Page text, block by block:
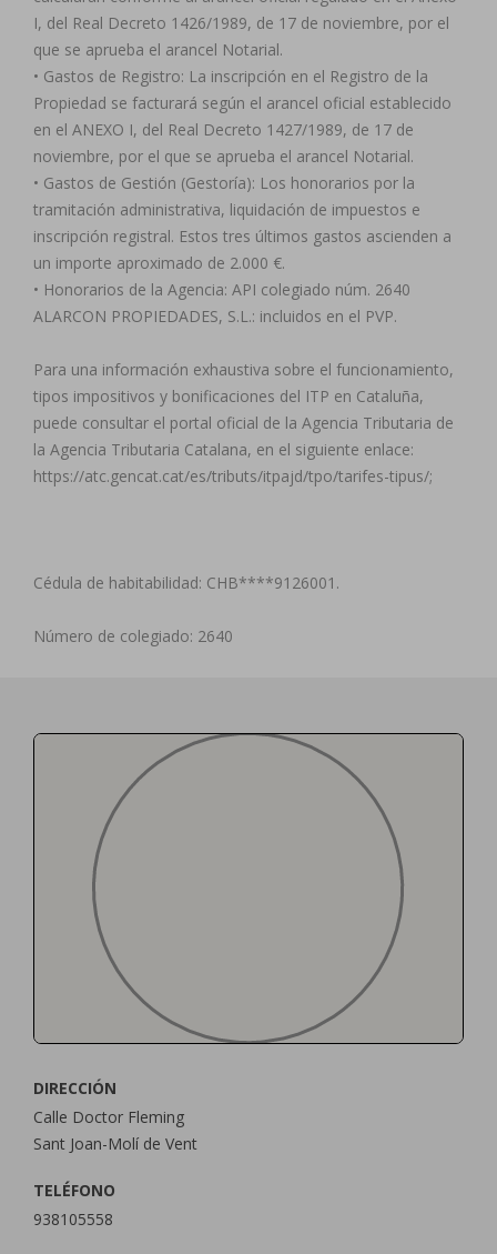
I, del Real Decreto 1426/1989, de 17 de noviembre, por el
que se aprueba el arancel Notarial.
• Gastos de Registro: La inscripción en el Registro de la
Propiedad se facturará según el arancel oficial establecido
en el ANEXO I, del Real Decreto 1427/1989, de 17 de
noviembre, por el que se aprueba el arancel Notarial.
• Gastos de Gestión (Gestoría): Los honorarios por la
tramitación administrativa, liquidación de impuestos e
inscripción registral. Estos tres últimos gastos ascienden a
un importe aproximado de 2.000 €.
• Honorarios de la Agencia: API colegiado núm. 2640
ALARCON PROPIEDADES, S.L.: incluidos en el PVP.
Para una información exhaustiva sobre el funcionamiento,
tipos impositivos y bonificaciones del ITP en Cataluña,
puede consultar el portal oficial de la Agencia Tributaria de
la Agencia Tributaria Catalana, en el siguiente enlace:
https://atc.gencat.cat/es/tributs/itpajd/tpo/tarifes-tipus/;
Cédula de habitabilidad: CHB****9126001.
Número de colegiado: 2640
DIRECCIÓN
Calle Doctor Fleming
Sant Joan-Molí de Vent
TELÉFONO
938105558